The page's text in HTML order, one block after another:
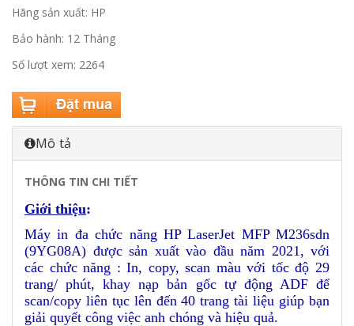
Hãng sản xuất: HP
Bảo hành: 12 Tháng
Số lượt xem: 2264
Mô tả
THÔNG TIN CHI TIẾT
Giới thiệu:
Máy in đa chức năng HP LaserJet MFP M236sdn
(9YG08A) được sản xuất vào đầu năm 2021, với
các chức năng : In, copy, scan màu với tốc độ 29
trang/ phút, khay nạp bản gốc tự động ADF để
scan/copy liên tục lên đến 40 trang tài liệu giúp bạn
giải quyết công việc anh chóng và hiệu quả.